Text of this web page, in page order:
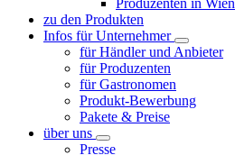
zu den Produkten
Infos für Unternehmer
für Händler und Anbieter
für Produzenten
für Gastronomen
Produkt-Bewerbung
Pakete & Preise
über uns
Presse